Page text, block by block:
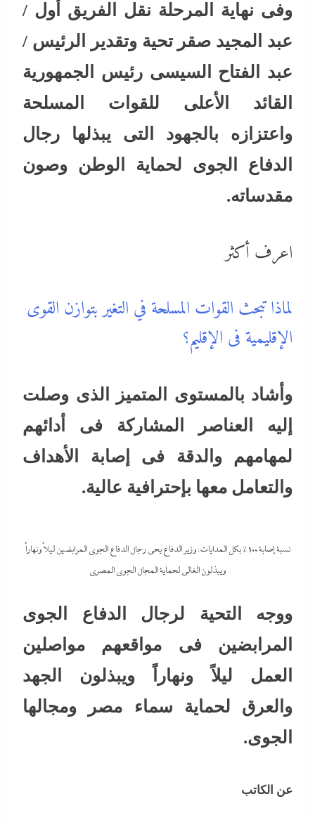
وفى نهاية المرحلة نقل الفريق أول /
عبد المجيد صقر تحية وتقدير الرئيس /
عبد الفتاح السيسى رئيس الجمهورية
القائد الأعلى للقوات المسلحة
واعتزازه بالجهود التى يبذلها رجال
الدفاع الجوى لحماية الوطن وصون
مقدساته.
اعرف أكثر
لماذا تبحث القوات المسلحة في التغير بتوازن القوى
الإقليمية فى الإقليم؟
وأشاد بالمستوى المتميز الذى وصلت
إليه العناصر المشاركة فى أدائهم
لمهامهم والدقة فى إصابة الأهداف
والتعامل معها بإحترافية عالية.
نسبة إصابة 100% بكل المدايات: وزير الدفاع يحى رجال الدفاع الجوى المرابضين ليلاً ونهاراً
ويبذلون الغالى لحماية المجال الجوى المصري
ووجه التحية لرجال الدفاع الجوى
المرابضين فى مواقعهم مواصلين
العمل ليلاً ونهاراً ويبذلون الجهد
والعرق لحماية سماء مصر ومجالها
الجوى.
عن الكاتب